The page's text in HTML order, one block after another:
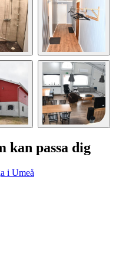
kan passa dig
i Umeå